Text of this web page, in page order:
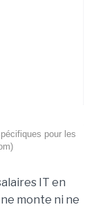
pour les
IT en
monte ni ne